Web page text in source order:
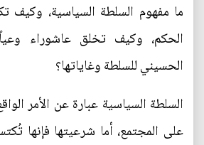
ما مفهوم السلطة السياسية،
الحكم، وكيف تخلق عاشوراء
الحسيني للسلطة وغاياتها؟
السلطة السياسية عبارة عن الأمر
على المجتمع، أما شرعيتها فإنها